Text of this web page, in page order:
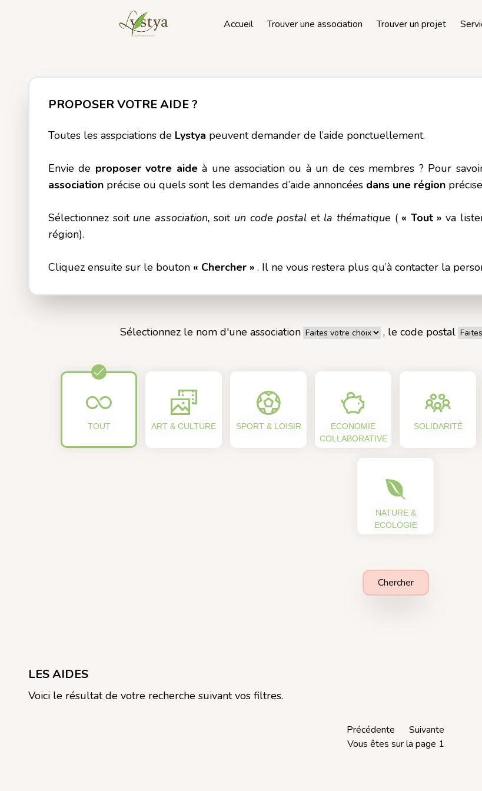
Accueil Trouver une association Trouver un projet
PROPOSER VOTRE AIDE ?
Toutes les asspciations de Lystya peuvent demander de l’aide ponctuellement.
Envie de proposer votre aideà une association ou à un de ces membres ? Pour
association précise ou quels sont les demandes d’aide annoncées dans une région
Sélectionnez soit une association,soit un code postal et la thématique (« Tout »va
région).
Cliquez ensuite sur le bouton « Chercher » . Il ne vous restera plus qu’à contacter la
Sélectionnez le nom d'une association , le code postal
TOUT ART & CULTURE SPORT & LOISIR
ECONOMIE
COLLABORATIVE
SOLIDARITÉ
NATURE &
ECOLOGIE
Chercher
LES AIDES
Voici le résultat de votre recherche suivant vos filtres.
Précédente
Suivante
Vous êtes sur la page 1